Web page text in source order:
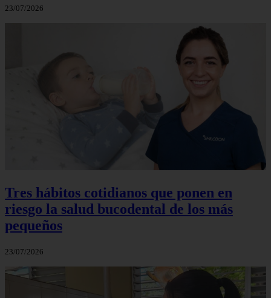
23/07/2026
Tres hábitos cotidianos que ponen en
riesgo la salud bucodental de los más
pequeños
23/07/2026